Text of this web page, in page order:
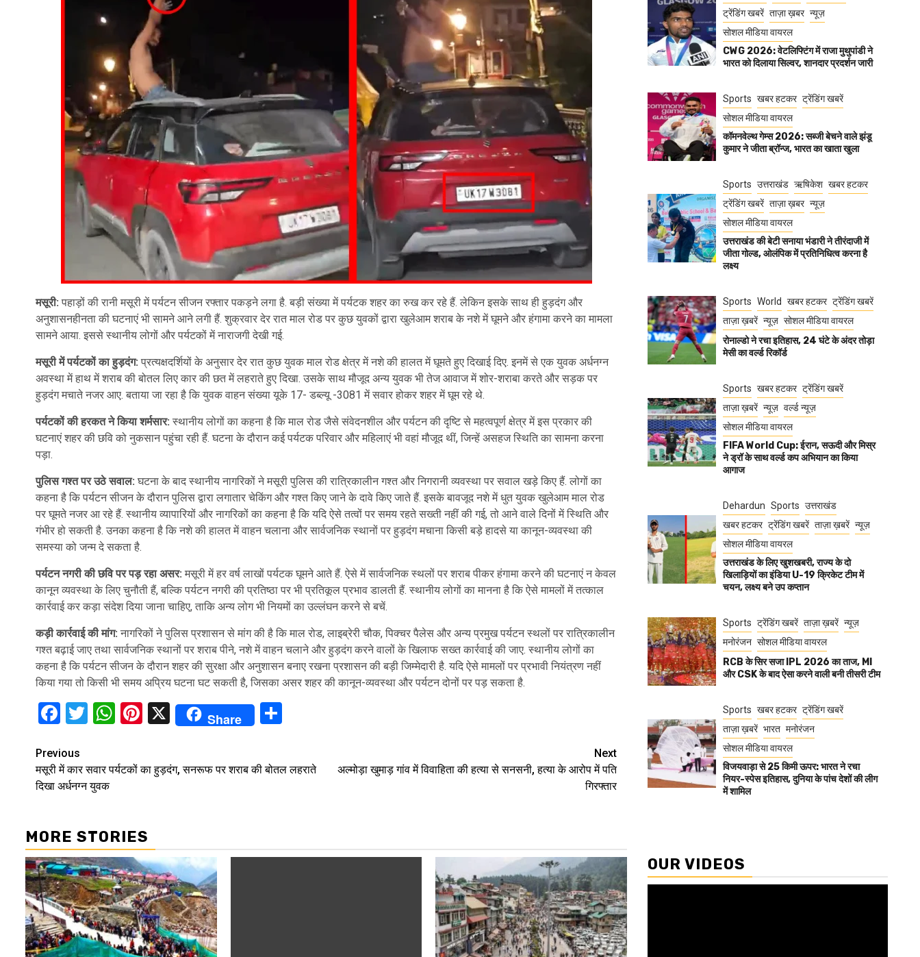
मसूरी: पहाड़ों की रानी मसूरी में पर्यटन सीजन रफ्तार पकड़ने लगा है. बड़ी संख्या में पर्यटक शहर का रुख कर रहे हैं. लेकिन इसके साथ ही हुड़दंग और
अनुशासनहीनता की घटनाएं भी सामने आने लगी हैं. शुक्रवार देर रात माल रोड पर कुछ युवकों द्वारा खुलेआम शराब के नशे में घूमने और हंगामा करने का मामला
सामने आया. इससे स्थानीय लोगों और पर्यटकों में नाराजगी देखी गई.
मसूरी में पर्यटकों का हुड़दंग: प्रत्यक्षदर्शियों के अनुसार देर रात कुछ युवक माल रोड क्षेत्र में नशे की हालत में घूमते हुए दिखाई दिए. इनमें से एक युवक अर्धनग्न
अवस्था में हाथ में शराब की बोतल लिए कार की छत में लहराते हुए दिखा. उसके साथ मौजूद अन्य युवक भी तेज आवाज में शोर-शराबा करते और सड़क पर
हुड़दंग मचाते नजर आए. बताया जा रहा है कि युवक वाहन संख्या यूके 17- डब्ल्यू -3081 में सवार होकर शहर में घूम रहे थे.
पर्यटकों की हरकत ने किया शर्मसार: स्थानीय लोगों का कहना है कि माल रोड जैसे संवेदनशील और पर्यटन की दृष्टि से महत्वपूर्ण क्षेत्र में इस प्रकार की
घटनाएं शहर की छवि को नुकसान पहुंचा रही हैं. घटना के दौरान कई पर्यटक परिवार और महिलाएं भी वहां मौजूद थीं, जिन्हें असहज स्थिति का सामना करना
पड़ा.
पुलिस गश्त पर उठे सवाल: घटना के बाद स्थानीय नागरिकों ने मसूरी पुलिस की रात्रिकालीन गश्त और निगरानी व्यवस्था पर सवाल खड़े किए हैं. लोगों का
कहना है कि पर्यटन सीजन के दौरान पुलिस द्वारा लगातार चेकिंग और गश्त किए जाने के दावे किए जाते हैं. इसके बावजूद नशे में धुत युवक खुलेआम माल रोड
पर घूमते नजर आ रहे हैं. स्थानीय व्यापारियों और नागरिकों का कहना है कि यदि ऐसे तत्वों पर समय रहते सख्ती नहीं की गई, तो आने वाले दिनों में स्थिति और
गंभीर हो सकती है. उनका कहना है कि नशे की हालत में वाहन चलाना और सार्वजनिक स्थानों पर हुड़दंग मचाना किसी बड़े हादसे या कानून-व्यवस्था की
समस्या को जन्म दे सकता है.
पर्यटन नगरी की छवि पर पड़ रहा असर: मसूरी में हर वर्ष लाखों पर्यटक घूमने आते हैं. ऐसे में सार्वजनिक स्थलों पर शराब पीकर हंगामा करने की घटनाएं न केवल
कानून व्यवस्था के लिए चुनौती हैं, बल्कि पर्यटन नगरी की प्रतिष्ठा पर भी प्रतिकूल प्रभाव डालती हैं. स्थानीय लोगों का मानना है कि ऐसे मामलों में तत्काल
कार्रवाई कर कड़ा संदेश दिया जाना चाहिए, ताकि अन्य लोग भी नियमों का उल्लंघन करने से बचें.
कड़ी कार्रवाई की मांग: नागरिकों ने पुलिस प्रशासन से मांग की है कि माल रोड, लाइब्रेरी चौक, पिक्चर पैलेस और अन्य प्रमुख पर्यटन स्थलों पर रात्रिकालीन
गश्त बढ़ाई जाए तथा सार्वजनिक स्थानों पर शराब पीने, नशे में वाहन चलाने और हुड़दंग करने वालों के खिलाफ सख्त कार्रवाई की जाए. स्थानीय लोगों का
कहना है कि पर्यटन सीजन के दौरान शहर की सुरक्षा और अनुशासन बनाए रखना प्रशासन की बड़ी जिम्मेदारी है. यदि ऐसे मामलों पर प्रभावी नियंत्रण नहीं
किया गया तो किसी भी समय अप्रिय घटना घट सकती है, जिसका असर शहर की कानून-व्यवस्था और पर्यटन दोनों पर पड़ सकता है.
Facebook
Twitter
WhatsApp
Pinterest
X Share
Continue
Reading
Previous
मसूरी में कार सवार पर्यटकों का हुड़दंग, सनरूफ पर शराब की बोतल लहराते
दिखा अर्धनग्न युवक
Next
अल्मोड़ा खुमाड़ गांव में विवाहिता की हत्या से सनसनी, हत्या के आरोप में पति
गिरफ्तार
MORE STORIES
ट्रेंडिंग खबरें ताज़ा ख़बर न्यूज़
सोशल मीडिया वायरल
CWG 2026: वेटलिफ्टिंग में राजा मुथुपांडी ने
भारत को दिलाया सिल्वर, शानदार प्रदर्शन जारी
Sports खबर हटकर ट्रेंडिंग खबरें
सोशल मीडिया वायरल
कॉमनवेल्थ गेम्स 2026: सब्जी बेचने वाले झंडू
कुमार ने जीता ब्रॉन्ज, भारत का खाता खुला
Sports उत्तराखंड ऋषिकेश खबर हटकर
ट्रेंडिंग खबरें ताज़ा ख़बर न्यूज़
सोशल मीडिया वायरल
उत्तराखंड की बेटी सनाया भंडारी ने तीरंदाजी में
जीता गोल्ड, ओलंपिक में प्रतिनिधित्व करना है
लक्ष्य
Sports World खबर हटकर ट्रेंडिंग खबरें
ताज़ा ख़बरें न्यूज़ सोशल मीडिया वायरल
रोनाल्डो ने रचा इतिहास, 24 घंटे के अंदर तोड़ा
मेसी का वर्ल्ड रिकॉर्ड
Sports खबर हटकर ट्रेंडिंग खबरें
ताज़ा ख़बरें न्यूज़ वर्ल्ड न्यूज़
सोशल मीडिया वायरल
FIFA World Cup: ईरान, सऊदी और मिस्र
ने ड्रॉ के साथ वर्ल्ड कप अभियान का किया
आगाज
Dehardun Sports उत्तराखंड
खबर हटकर ट्रेंडिंग खबरें ताज़ा ख़बरें न्यूज़
सोशल मीडिया वायरल
उत्तराखंड के लिए खुशखबरी, राज्य के दो
खिलाड़ियों का इंडिया U-19 क्रिकेट टीम में
चयन, लक्ष्य बने उप कप्तान
Sports ट्रेंडिंग खबरें ताज़ा ख़बरें न्यूज़
मनोरंजन सोशल मीडिया वायरल
RCB के सिर सजा IPL 2026 का ताज, MI
और CSK के बाद ऐसा करने वाली बनी तीसरी टीम
Sports खबर हटकर ट्रेंडिंग खबरें
ताज़ा ख़बरें भारत मनोरंजन
सोशल मीडिया वायरल
विजयवाड़ा से 25 किमी ऊपर: भारत ने रचा
नियर-स्पेस इतिहास, दुनिया के पांच देशों की लीग
में शामिल
OUR VIDEOS